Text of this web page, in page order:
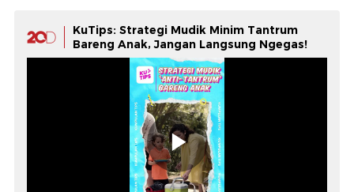
KuTips: Strategi Mudik Minim Tantrum
Bareng Anak, Jangan Langsung Ngegas!